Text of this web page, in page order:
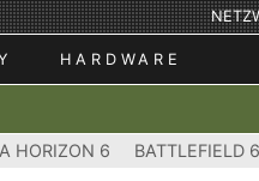
HARDWARE
HORIZON 6 BATTLEFIELD 6